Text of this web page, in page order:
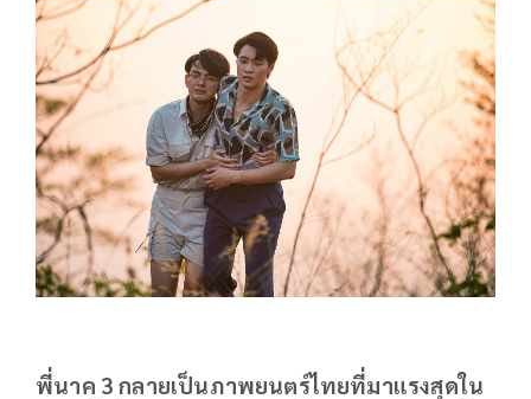
พี่นาค 3 กลายเป็นภาพยนตร์ไทยที่มาแรงสุดใน